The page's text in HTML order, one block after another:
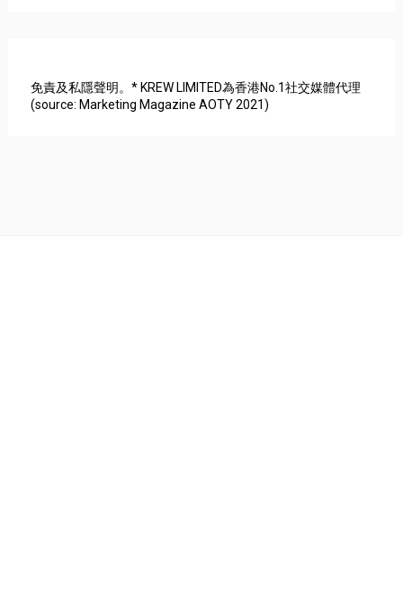
免責及私隱聲明。* KREW LIMITED為香港No.1社交媒體代理
(source: Marketing Magazine AOTY 2021)